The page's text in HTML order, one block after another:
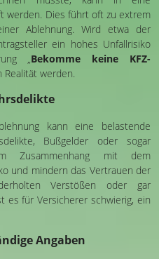
werden. Dies führt oft zu extrem
Ablehnung. Wird etwa der
ein hohes Unfallrisiko
„Bekomme keine KFZ-
Realität werden.
kann eine belastende
Bußgelder oder sogar
Zusammenhang mit dem
und mindern das Vertrauen der
Verstößen oder gar
es für Versicherer schwierig, ein
Angaben